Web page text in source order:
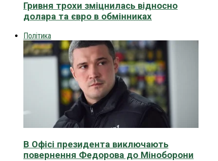
Гривня трохи зміцнилась відносно
долара та євро в обмінниках
Політика
В Офісі президента виключають
повернення Федорова до Міноборони